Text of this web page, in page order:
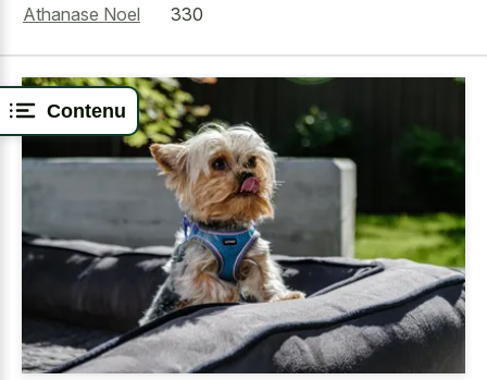
Contenu
Athanase Noel
330